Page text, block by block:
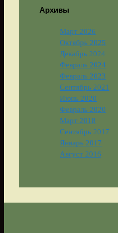
Архивы
Март 2026
Октябрь 2025
Декабрь 2024
Февраль 2024
Февраль 2023
Сентябрь 2021
Июнь 2020
Февраль 2020
Март 2018
Сентябрь 2017
Январь 2017
Август 2016